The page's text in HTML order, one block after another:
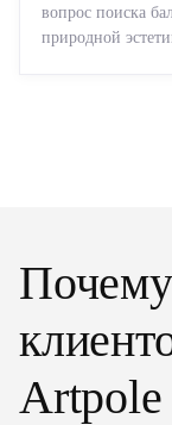
вопрос поиска
природной
Artpole